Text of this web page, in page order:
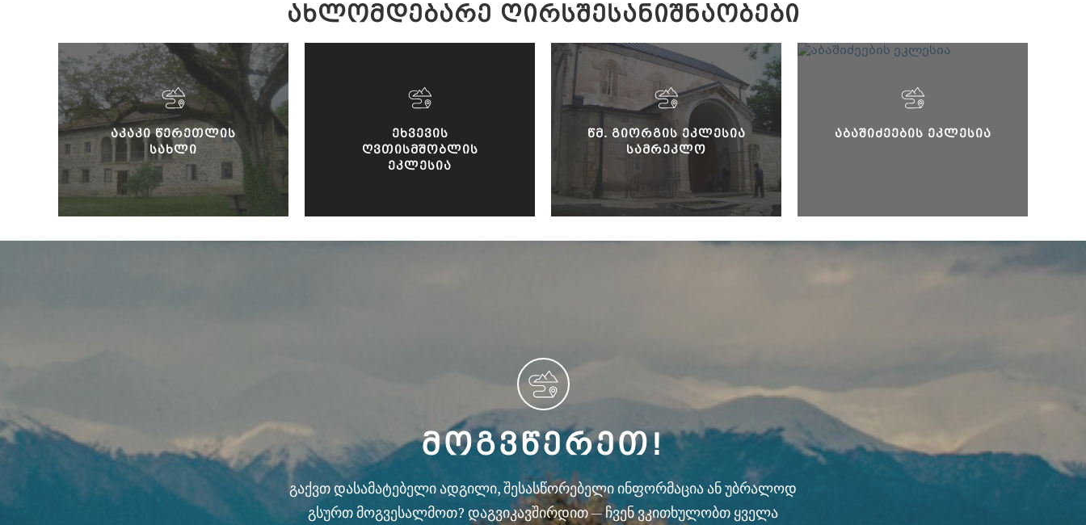
ᲐᲮᲚᲝᲛᲓᲔᲑᲐᲠᲔ ᲦᲘᲠᲡᲨᲔᲡᲐᲜᲘᲨᲜᲐᲝᲑᲔᲑᲘ
ᲐᲙᲐᲙᲘ ᲬᲔᲠᲔᲗᲚᲘᲡ
ᲡᲐᲮᲚᲘ
ᲔᲮᲕᲔᲕᲘᲡ
ᲦᲕᲗᲘᲡᲛᲨᲝᲑᲚᲘᲡ
ᲔᲙᲚᲔᲡᲘᲐ
ᲬᲛ. ᲒᲘᲝᲠᲒᲘᲡ ᲔᲙᲚᲔᲡᲘᲐ
ᲡᲐᲛᲠᲔᲙᲚᲝ
ᲐᲑᲐᲨᲘᲫᲔᲔᲑᲘᲡ ᲔᲙᲚᲔᲡᲘᲐ
ᲛᲝᲒᲕᲬᲔᲠᲔᲗ!
გაქვთ დასამატებელი ადგილი, შესასწორებელი ინფორმაცია ან უბრალოდ
გსურთ მოგვესალმოთ? დაგვიკავშირდით — ჩვენ ვკითხულობთ ყველა